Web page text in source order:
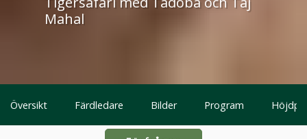
Mahal
Översikt Färdledare Bilder Program